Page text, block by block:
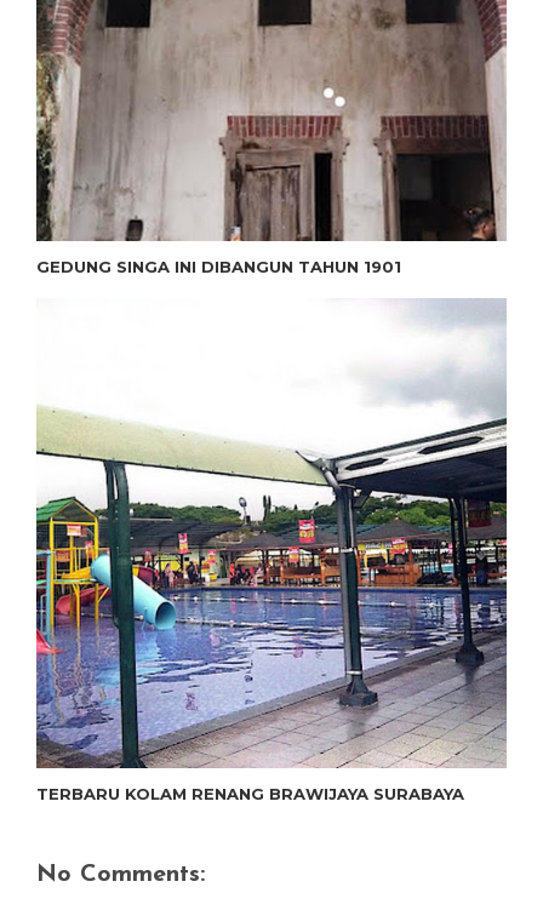
GEDUNG SINGA INI DIBANGUN TAHUN 1901
TERBARU KOLAM RENANG BRAWIJAYA SURABAYA
No Comments: